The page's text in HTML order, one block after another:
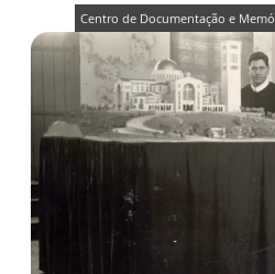
Centro de Documentação e